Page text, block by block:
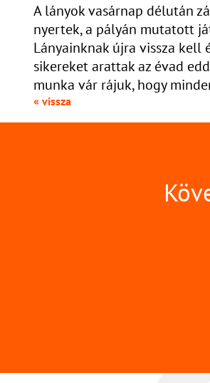
A lányok vasárnap délután
nyertek, a pályán mutatott
Lányainknak újra vissza
sikereket arattak az évad
munka vár rájuk, hogy
« vissza